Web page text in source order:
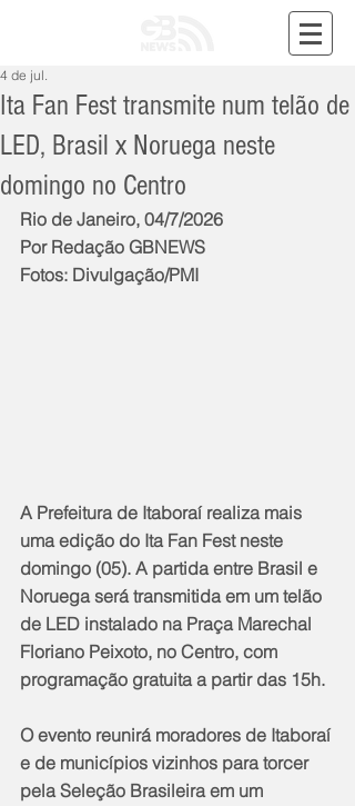
Ita Fan Fest transmite num telão de
LED, Brasil x Noruega neste
domingo no Centro
4 de jul.
Rio de Janeiro, 04/7/2026
Por Redação GBNEWS
Fotos: Divulgação/PMI
A Prefeitura de Itaboraí realiza mais
uma edição do Ita Fan Fest neste
domingo (05). A partida entre Brasil e
Noruega será transmitida em um telão
de LED instalado na Praça Marechal
Floriano Peixoto, no Centro, com
programação gratuita a partir das 15h.
O evento reunirá moradores de Itaboraí
e de municípios vizinhos para torcer
pela Seleção Brasileira em um